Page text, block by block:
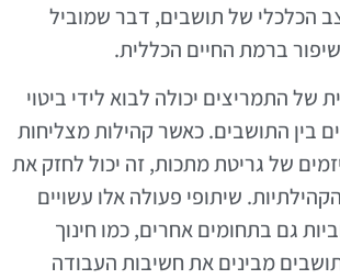
הכלכלי של תושבים, דבר שמוביל
ברמת החיים הכללית.
התמריצים יכולה לבוא לידי ביטוי
בין התושבים. כאשר קהילות מצליחות
של גריטת מתכות, זה יכול לחזק את
שיתופי פעולה אלו עשויים
גם בתחומים אחרים, כמו חינוך
מבינים את חשיבות העבודה